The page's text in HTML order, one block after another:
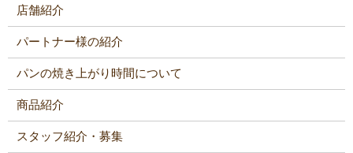
店舗紹介
パートナー様の紹介
パンの焼き上がり時間について
商品紹介
スタッフ紹介・募集